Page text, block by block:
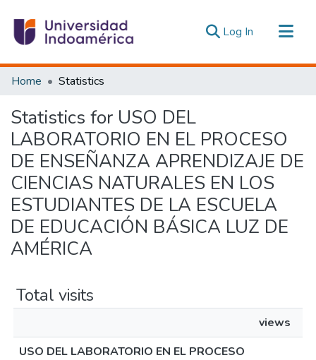
Log In (current)
Communities & Collections
Estadísticas Externas
Home Statistics
Statistics for USO DEL
LABORATORIO EN EL PROCESO
DE ENSEÑANZA APRENDIZAJE DE
CIENCIAS NATURALES EN LOS
ESTUDIANTES DE LA ESCUELA
DE EDUCACIÓN BÁSICA LUZ DE
AMÉRICA
Total visits
views
USO DEL LABORATORIO EN EL PROCESO